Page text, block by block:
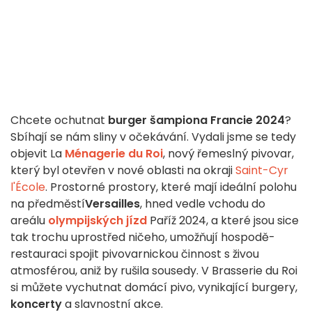
Chcete ochutnat burger šampiona Francie 2024?
Sbíhají se nám sliny v očekávání. Vydali jsme se tedy
objevit La Ménagerie du Roi, nový řemeslný pivovar,
který byl otevřen v nové oblasti na okrajiSaint-Cyr
l'École. Prostorné prostory, které mají ideální polohu
na předměstíVersailles, hned vedle vchodu do
areálu olympijských jízd Paříž 2024, a které jsou sice
tak trochu uprostřed ničeho, umožňují hospodě-
restauraci spojit pivovarnickou činnost s živou
atmosférou, aniž by rušila sousedy. V Brasserie du Roi
si můžete vychutnat domácí pivo, vynikající burgery,
koncertya slavnostní akce.